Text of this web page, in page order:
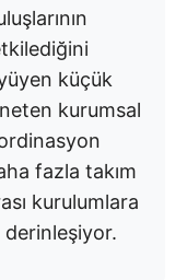
küçük
kurumsal
fazla takım
kurulumlara